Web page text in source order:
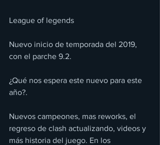
League of legends
Nuevo inicio de temporada del 2019,
con el parche 9.2.
¿Qué nos espera este nuevo para este
año?.
Nuevos campeones, mas reworks, el
regreso de clash actualizando, videos y
más historia del juego. En los